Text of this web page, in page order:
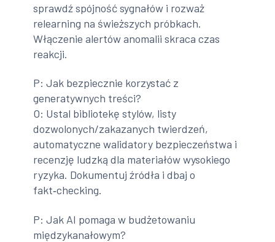
sprawdź spójność sygnałów i rozważ
relearning na świeższych próbkach.
Włączenie alertów anomalii skraca czas
reakcji.
P: Jak bezpiecznie korzystać z
generatywnych treści?
O: Ustal bibliotekę stylów, listy
dozwolonych/zakazanych twierdzeń,
automatyczne walidatory bezpieczeństwa i
recenzję ludzką dla materiałów wysokiego
ryzyka. Dokumentuj źródła i dbaj o
fakt‑checking.
P: Jak AI pomaga w budżetowaniu
międzykanałowym?